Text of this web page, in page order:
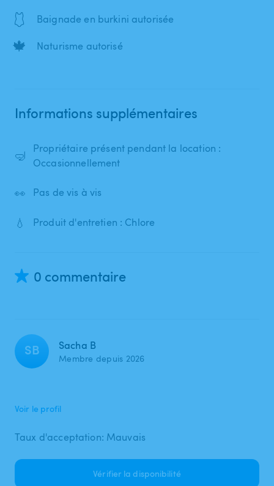
🩱 Baignade en burkini autorisée
🍁 Naturisme autorisé
Informations supplémentaires
🤿
Propriétaire présent pendant la location :
Occasionnellement
👀 Pas de vis à vis
💧 Produit d'entretien : Chlore
0 commentaire
SB Sacha B
Membre depuis 2026
Voir le profil
Taux d'acceptation: Mauvais
Vérifier la disponibilité